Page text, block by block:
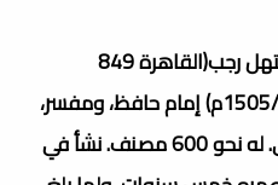
ولد بعد المغرب ليلة الأحد مستهل رجب(القاهرة 849
هـ/1445م - القاهرة 911 هـ/1505م) إمام حافظ، ومفسر،
ومؤرخ، وأديب، وفقيه شافعي. له نحو 600 مصنف. نشأ في